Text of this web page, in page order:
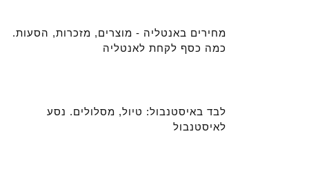
מחירים באנטליה - מוצרים, מזכרות, הסעות.
כמה כסף לקחת לאנטליה
לבד באיסטנבול: טיול, מסלולים. נסע
לאיסטנבול